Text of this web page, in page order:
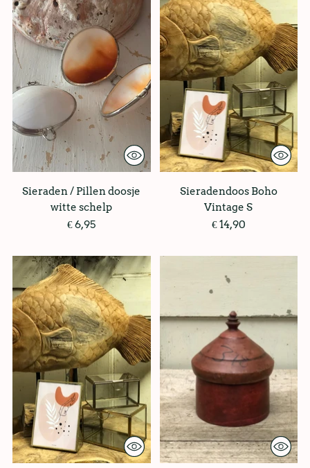
Sieraden / Pillen doosje
witte schelp
€ 6,95
Sieradendoos Boho
Vintage S
€ 14,90